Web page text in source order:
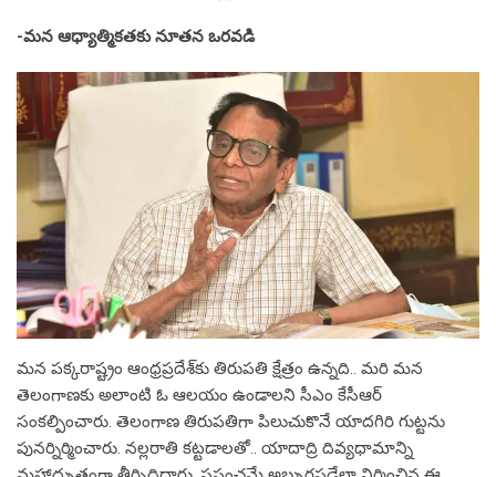
-మ‌న ఆధ్యాత్మిక‌త‌కు నూత‌న ఒర‌వ‌డి
మ‌న ప‌క్కరాష్ట్రం ఆంధ్ర‌ప్ర‌దేశ్‌కు తిరుప‌తి క్షేత్రం ఉన్న‌ది.. మరి మ‌న
తెలంగాణ‌కు అలాంటి ఓ ఆల‌యం ఉండాల‌ని సీఎం కేసీఆర్
సంక‌ల్పించారు. తెలంగాణ తిరుప‌తిగా పిలుచుకొనే యాద‌గిరి గుట్ట‌ను
పున‌ర్నిర్మించారు. నల్లరాతి కట్టడాలతో.. యాదాద్రి దివ్య‌ధామాన్ని